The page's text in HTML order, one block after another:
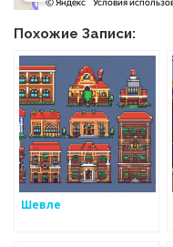
Похожие Записи:
Шевле